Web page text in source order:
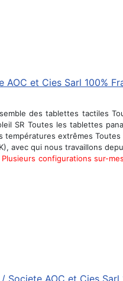
des tablettes tactiles
SR Toutes les tablettes
extrêmes
avec qui nous travaillons
Plusieurs configurations sur-